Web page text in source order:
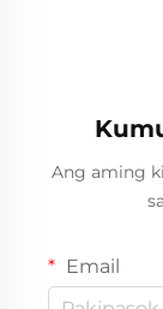
Ang aming
Email